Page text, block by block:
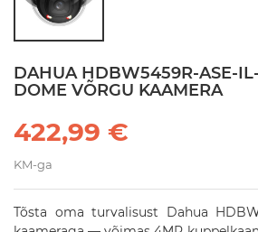
DAHUA HDBW5459R-ASE-
DOME VÕRGU KAAMERA
422,99 €
KM-ga
Tõsta oma turvalisust Dahua